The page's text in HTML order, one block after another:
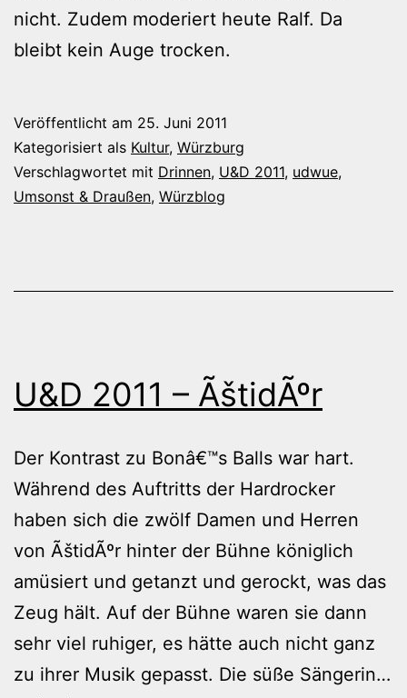
nicht. Zudem moderiert heute Ralf. Da
bleibt kein Auge trocken.
Veröffentlicht am 25. Juni 2011
Kategorisiert als Kultur, Würzburg
Verschlagwortet mit Drinnen, U&D 2011, udwue,
Umsonst & Draußen, Würzblog
U&D 2011 – ÃštidÃºr
Der Kontrast zu Bonâ€™s Balls war hart.
Während des Auftritts der Hardrocker
haben sich die zwölf Damen und Herren
von ÃštidÃºr hinter der Bühne königlich
amüsiert und getanzt und gerockt, was das
Zeug hält. Auf der Bühne waren sie dann
sehr viel ruhiger, es hätte auch nicht ganz
zu ihrer Musik gepasst. Die süße Sängerin…